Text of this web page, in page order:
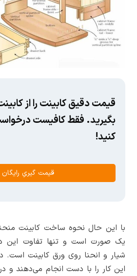
قیمت دقیق کابینت را از
بگیرید. فقط کافیست
کنید!
قیمت گیریِ رایگان
با این حال نحوه ساخت کابینت
یک صورت است و تنها تفاوت این
شیار و انحنا روی ورق کابینت
این کار را با دست انجام می‌دهند